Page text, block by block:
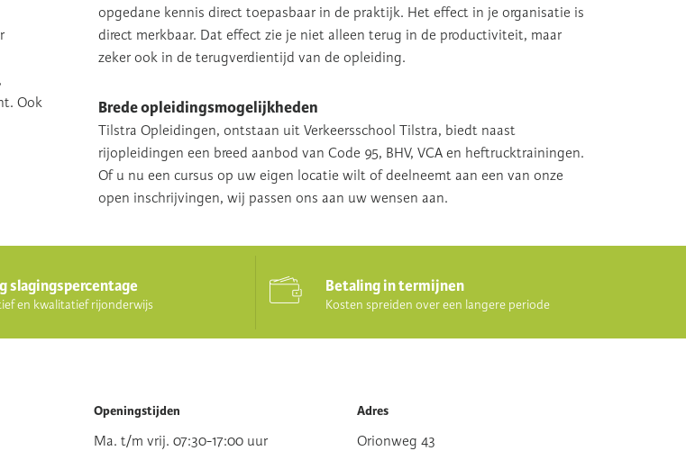
Ook
opgedane kennis direct toepasbaar in de praktijk. Het effect in je organisatie is
direct merkbaar. Dat effect zie je niet alleen terug in de productiviteit, maar
zeker ook in de terugverdientijd van de opleiding.
Brede opleidingsmogelijkheden
Tilstra Opleidingen, ontstaan uit Verkeersschool Tilstra, biedt naast
rijopleidingen een breed aanbod van Code 95, BHV, VCA en heftrucktrainingen.
Of u nu een cursus op uw eigen locatie wilt of deelneemt aan een van onze
open inschrijvingen, wij passen ons aan uw wensen aan.
slagingspercentage
en kwalitatief rijonderwijs
Betaling in termijnen
Kosten spreiden over een langere periode
Openingstijden
Ma. t/m vrij. 07:30-17:00 uur
Adres
Orionweg 43